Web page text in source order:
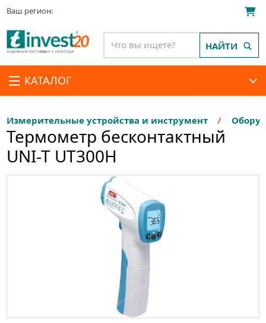
Ваш регион:
КАТАЛОГ
НАЙТИ
Измерительные устройства и инструмент
Термометр бесконтактный
UNI-T UT300H